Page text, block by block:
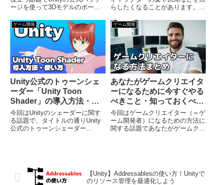
ージを使って3Dモデルのボーン
介するという内容になっておりま
す。Unityで3Dゲームを作ってい
ると、キャラクターのボーンを弄
って武器を持た...
らしたくなることがあります。そ
トアで大人気の「Dynamic
Bone」というアセットです。こ
のアセットを使えば簡単に揺れも
のを実現できるのですが...
ゲーム開発
Unity公式のトゥーンシェ
ーダー「Unity Toon
Shader」の導入方法・使
い方まとめ
今回はUnityのシェーダーに関す
る話題で、タイトルの通りUnity
公式のトゥーンシェーダー
ときはト...
ゲーム開発
あなたがゲームクリエイタ
ーになるために今すぐやる
べきこと・知っておくべき
ことまとめ【ゲーム開発】
今回はゲームクリエイター（＝ゲ
ーム開発者）になるための方法に
関する話題であなたがゲームクリ
自...
【Unity】Addressablesの使い方！Unityで
のリソース管理を最適化しよう